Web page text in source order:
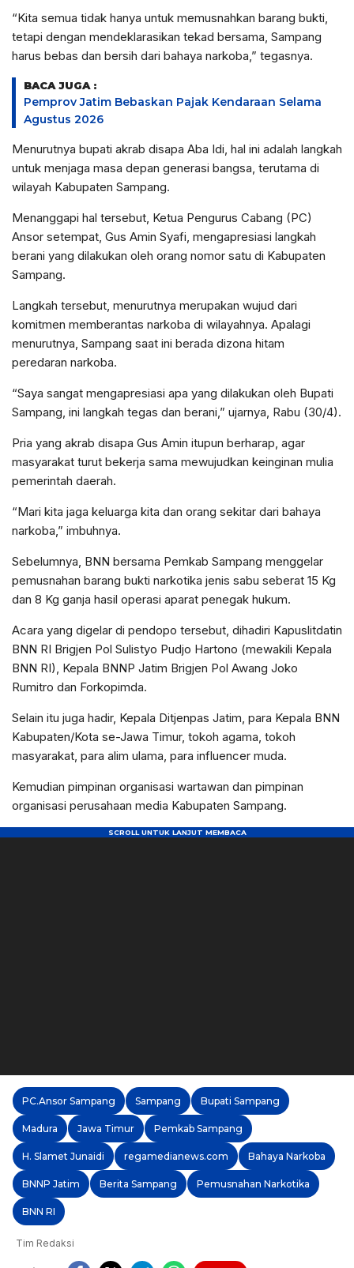
“Kita semua tidak hanya untuk memusnahkan barang bukti,
tetapi dengan mendeklarasikan tekad bersama, Sampang
harus bebas dan bersih dari bahaya narkoba,” tegasnya.
BACA JUGA :
Pemprov Jatim Bebaskan Pajak Kendaraan Selama
Agustus 2026
Menurutnya bupati akrab disapa Aba Idi, hal ini adalah langkah
untuk menjaga masa depan generasi bangsa, terutama di
wilayah Kabupaten Sampang.
Menanggapi hal tersebut, Ketua Pengurus Cabang (PC)
Ansor setempat, Gus Amin Syafi, mengapresiasi langkah
berani yang dilakukan oleh orang nomor satu di Kabupaten
Sampang.
Langkah tersebut, menurutnya merupakan wujud dari
komitmen memberantas narkoba di wilayahnya. Apalagi
menurutnya, Sampang saat ini berada dizona hitam
peredaran narkoba.
“Saya sangat mengapresiasi apa yang dilakukan oleh Bupati
Sampang, ini langkah tegas dan berani,” ujarnya, Rabu (30/4).
Pria yang akrab disapa Gus Amin itupun berharap, agar
masyarakat turut bekerja sama mewujudkan keinginan mulia
pemerintah daerah.
“Mari kita jaga keluarga kita dan orang sekitar dari bahaya
narkoba,” imbuhnya.
Sebelumnya, BNN bersama Pemkab Sampang menggelar
pemusnahan barang bukti narkotika jenis sabu seberat 15 Kg
dan 8 Kg ganja hasil operasi aparat penegak hukum.
Acara yang digelar di pendopo tersebut, dihadiri Kapuslitdatin
BNN RI Brigjen Pol Sulistyo Pudjo Hartono (mewakili Kepala
BNN RI), Kepala BNNP Jatim Brigjen Pol Awang Joko
Rumitro dan Forkopimda.
Selain itu juga hadir, Kepala Ditjenpas Jatim, para Kepala BNN
Kabupaten/Kota se-Jawa Timur, tokoh agama, tokoh
masyarakat, para alim ulama, para influencer muda.
Kemudian pimpinan organisasi wartawan dan pimpinan
organisasi perusahaan media Kabupaten Sampang.
PC.Ansor Sampang Sampang Bupati Sampang
Madura Jawa Timur Pemkab Sampang
H. Slamet Junaidi regamedianews.com Bahaya Narkoba
BNNP Jatim Berita Sampang Pemusnahan Narkotika
BNN RI
Tim Redaksi